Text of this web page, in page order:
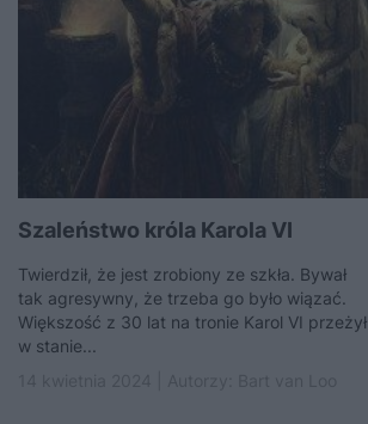
Szaleństwo króla Karola VI
Twierdził, że jest zrobiony ze szkła. Bywał
tak agresywny, że trzeba go było wiązać.
Większość z 30 lat na tronie Karol VI przeżył
w stanie...